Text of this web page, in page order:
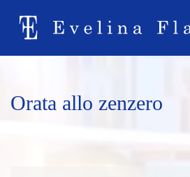
Orata allo zenzero